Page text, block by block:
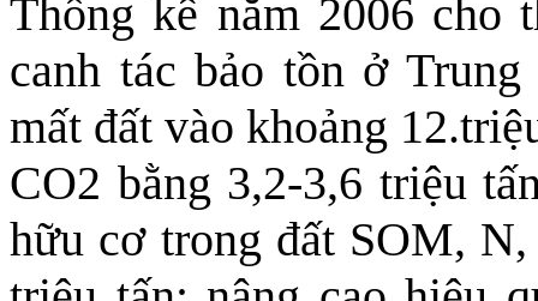
Thống kê năm 2006 cho
canh tác bảo tồn ở
mất đất vào khoảng
CO2 bằng 3,2-3,6 triệu
hữu cơ trong đất SOM,